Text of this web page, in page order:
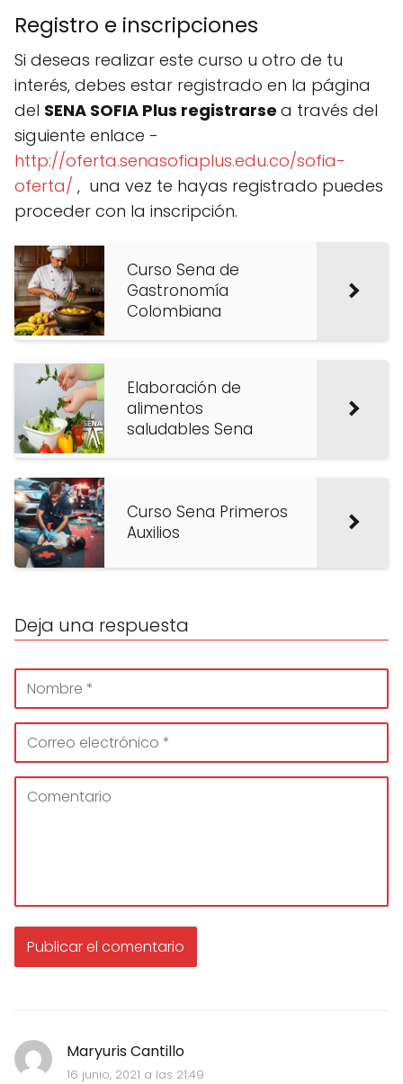
Registro e inscripciones
Si deseas realizar este curso u otro de tu
interés, debes estar registrado en la página
del SENA SOFIA Plus registrarse a través del
siguiente enlace -
http://oferta.senasofiaplus.edu.co/sofia-
oferta/ , una vez te hayas registrado puedes
proceder con la inscripción.
Curso Sena de
Gastronomía
Colombiana
Elaboración de
alimentos
saludables Sena
Curso Sena Primeros
Auxilios
Maryuris Cantillo
16 junio, 2021 a las 21:49
Deja una respuesta